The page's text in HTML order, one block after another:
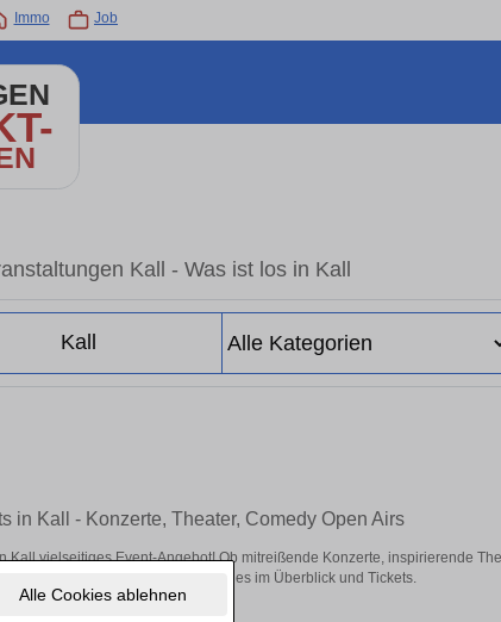
Alle Cookies ablehnen
Immo Job
Kall - Was ist los in Kall
in Kall - Konzerte, Theater, Comedy Open Airs
Kall vielseitiges Event-Angebot! Ob mitreißende Konzerte, inspirierende
in Kall – hier finden alles im Überblick und Tickets.